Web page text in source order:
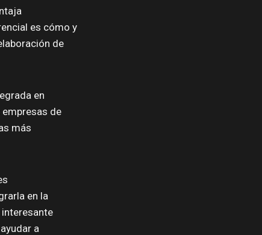
es cómo y
de
en
empresas de
más
en la
interesante
a